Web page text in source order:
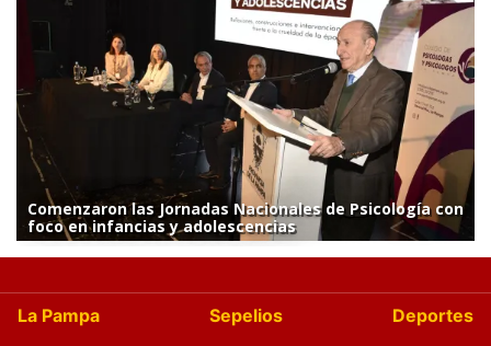
Comenzaron las Jornadas Nacionales de Psicología con
foco en infancias y adolescencias
La Pampa Sepelios
Deportes